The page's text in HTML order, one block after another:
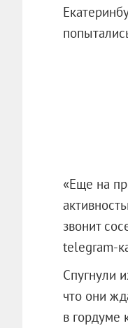
«Еще на
звонит
telegram-
Спугнули
что они
в гордуме